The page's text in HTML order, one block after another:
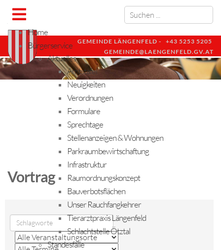
GEMEINDE LÄNGENFELD - +43 5253 5205
GEMEINDE@LAENGENFELD.GV.AT
Home
Bürgerservice
Aktuelles
Amtstafel
Neuigkeiten
Verordnungen
Formulare
Sprechtage
Stellenanzeigen & Wohnungen
Parkraumbewirtschaftung
Infrastruktur
Raumordnungskonzept
Bauverbotsflächen
Unser Rauchfangkehrer
Tierarztpraxis Längenfeld
Schlachtstelle Ötztal
Standesfälle
Vortrag